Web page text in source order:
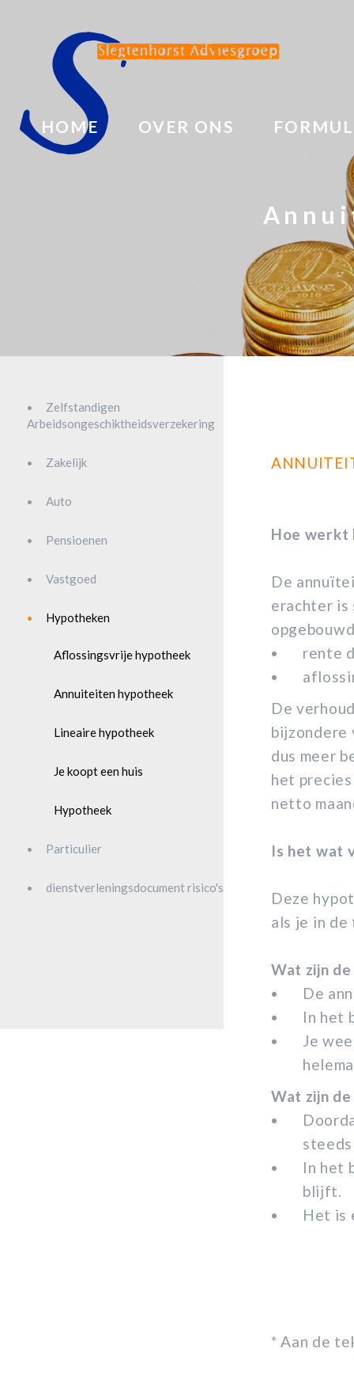
HOME OVER ONS
Zelfstandigen
Arbeidsongeschiktheidsverzekering
Zakelijk
Auto
Pensioenen
Vastgoed
Hypotheken
Aflossingsvrije hypotheek
Annuiteiten hypotheek
Lineaire hypotheek
Je koopt een huis
Hypotheek
Particulier
dienstverleningsdocument risico's
Hoe werkt
De
erachter is
rente
De
bijzondere
dus meer
het
netto
Is het wat
Deze
als je in de
Wat zijn
De
In het
Je
Wat zijn
In het
blijft.
Het is
* Aan de